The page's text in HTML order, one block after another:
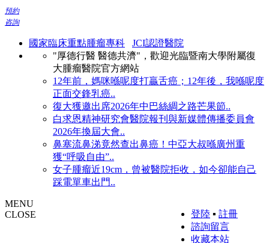
預約
咨詢
國家臨床重點腫瘤專科
JCI認證醫院
"厚德行醫 醫德共濟"，歡迎光臨暨南大學附屬復
大腫瘤醫院官方網站
12年前，媽咪喺呢度打贏舌癌；12年後，我喺呢度
正面交鋒乳癌..
復大獲邀出席2026年中巴絲綢之路芒果節..
白求恩精神研究會醫院報刊與新媒體傳播委員會
2026年換屆大會..
鼻塞流鼻涕竟然查出鼻癌！中亞大叔喺廣州重
獲“呼吸自由”..
女子腫瘤近19cm，曾被醫院拒收，如今卻能自己
踩電單車出門..
登陸 ▪ 註冊
諮詢留言
收藏本站
MENU
CLOSE